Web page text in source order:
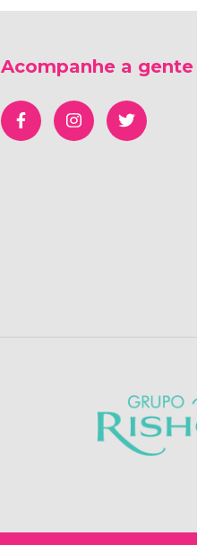
Acompanhe a gente